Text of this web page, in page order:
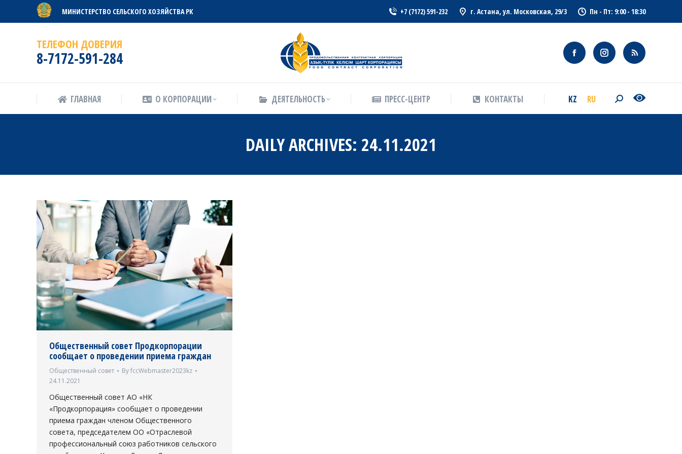
МИНИСТЕРСТВО СЕЛЬСКОГО ХОЗЯЙСТВА РК +7 (7172) 591-232 г. Астана, ул. Московская, 29/3 Пн - Пт: 9:00 - 18:30
ТЕЛЕФОН ДОВЕРИЯ
8-7172-591-284
ГЛАВНАЯ О КОРПОРАЦИИ ДЕЯТЕЛЬНОСТЬ ПРЕСС-ЦЕНТР КОНТАКТЫ KZ RU Search:
DAILY ARCHIVES: 24.11.2021
Общественный совет Продкорпорации
сообщает о проведении приема граждан
Общественный совет ByfccWebmaster2023kz
24.11.2021
Общественный совет АО «НК
«Продкорпорация» сообщает о проведении
приема граждан членом Общественного
совета, председателем ОО «Отраслевой
профессиональный союз работников сельского
ГЛАВНАЯ О КОРПОРАЦИИ ПРЕСС-ЦЕНТР КОНТАКТЫ RU Search: